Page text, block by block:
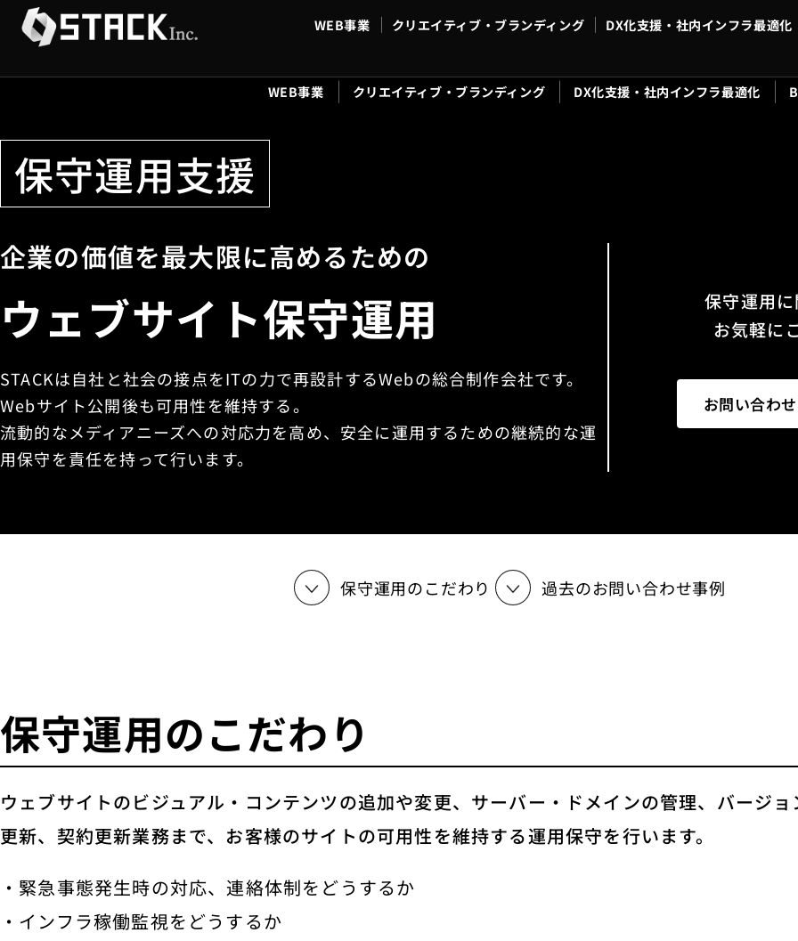
WEB事業 クリエイティブ・ブランディング DX化支援・社内インフラ最適化
WEB事業 クリエイティブ・ブランディング DX化支援・社内インフラ最適化
保守運用支援
企業の価値を最大限に高めるための
ウェブサイト保守運用
STACKは自社と社会の接点をITの力で再設計するWebの総合制作会社です。
Webサイト公開後も可用性を維持する。
流動的なメディアニーズへの対応力を高め、安全に運用するための継続的な運
用保守を責任を持って行います。
保守運用
お気軽に
お問い合わ
保守運用のこだわり 過去のお問い合わせ事例
保守運用のこだわり
ウェブサイトのビジュアル・コンテンツの追加や変更、サーバー・ドメインの管理、バージョ
更新、契約更新業務まで、お客様のサイトの可用性を維持する運用保守を行います。
・緊急事態発生時の対応、連絡体制をどうするか
・インフラ稼働監視をどうするか